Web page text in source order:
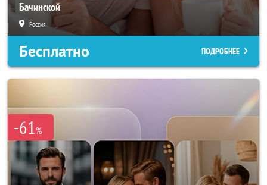
Бачинской
Россия
Бесплатно ПОДРОБНЕЕ
-61%